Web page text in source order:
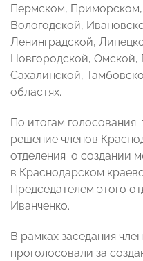
Пермском,
Вологодской,
Ленинградской,
Новгородской, Омской,
Сахалинской,
областях.
По итогам
решение членов
отделения о создании
в Краснодарском
Председателем этого
Иванченко.
В рамках заседания
проголосовали за